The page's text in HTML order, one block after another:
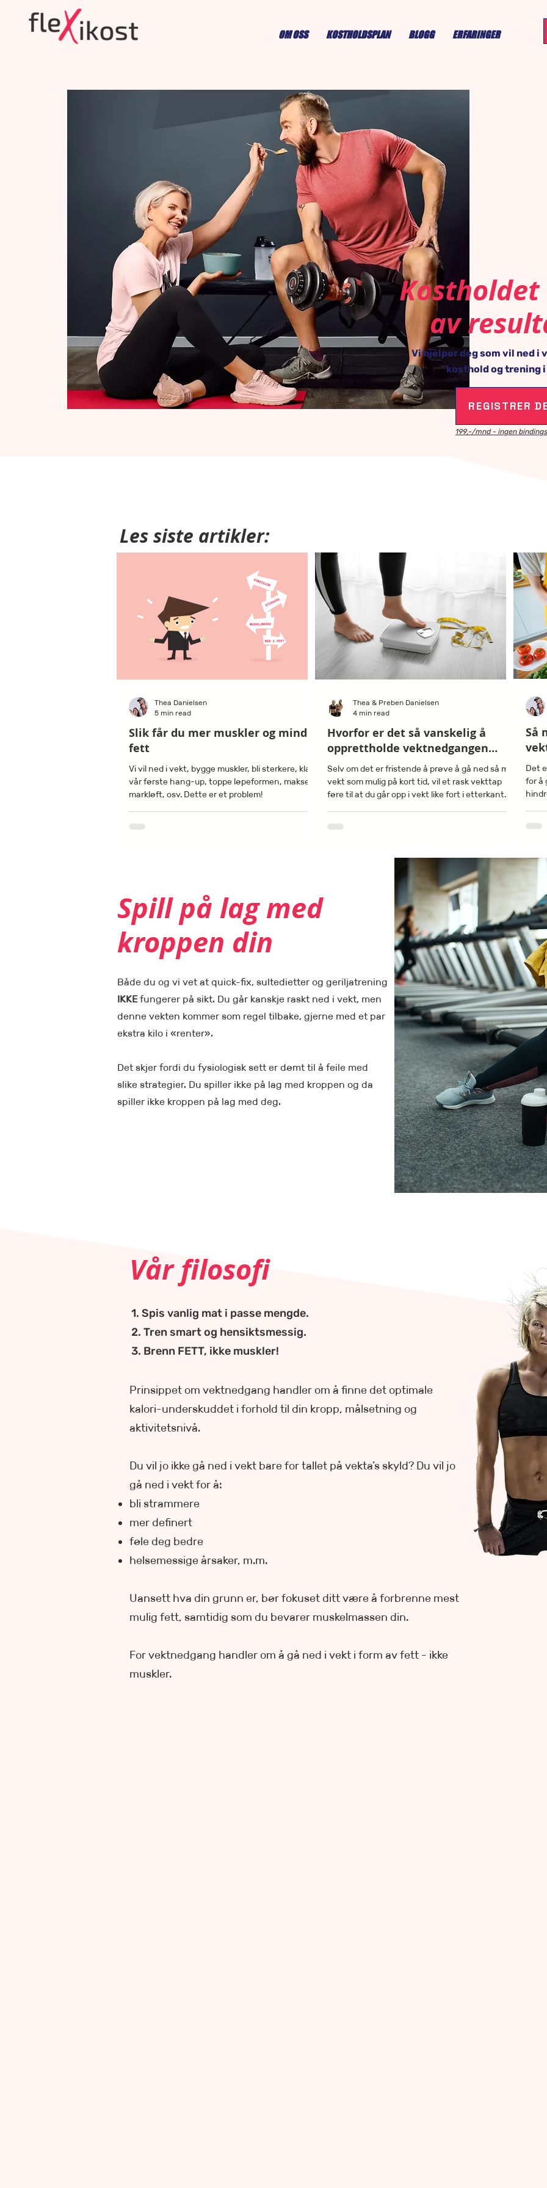
OM OSS KOSTHOLDSPLAN BLOGG ERFARINGER
Kostholdet
av
Vi hjelper deg som vil ned i
kosthold og trening
REGISTRER
199,-/mnd - ingen
Les siste artikler:
Slik får du mer muskler og mindre
fett
Vi vil ned i vekt, bygge muskler, bli sterkere, klare
vår første hang-up, toppe løpeformen, makse i
markløft, osv. Dette er et problem!
Thea Danielsen
5 min read
Hvorfor er det så vanskelig å
opprettholde vektnedgangen
etter diett?
Selv om det er fristende å prøve å gå ned så mye
vekt som mulig på kort tid, vil et rask vekttap
føre til at du går opp i vekt like fort i etterkant.
Thea & Preben Danielsen
4 min read
Så
Det
for å
Spill på lag med
kroppen din
Både du og vi vet at quick-fix, sultedietter og geriljatrening
IKKEfungerer på sikt. Du går kanskje raskt ned i vekt, men
denne vekten kommer som regel tilbake, gjerne med et par
ekstra kilo i «renter».
Det skjer fordi du fysiologisk sett er dømt til å feile med
slike strategier. Du spiller ikke på lag med kroppen og da
spiller ikke kroppen på lag med deg.
Vår filosofi
1. Spis vanlig mat i passe mengde.
2. Tren smart og hensiktsmessig.
3. Brenn FETT, ikke muskler!
Prinsippet om vektnedgang handler om å finne det optimale
kalori-underskuddet i forhold til din kropp, målsetning og
aktivitetsnivå.
Du vil jo ikke gå ned i vekt bare for tallet på vekta’s skyld? Du vil jo
gå ned i vekt for å:
bli strammere
mer definert
føle deg bedre
helsemessige årsaker, m.m.
Uansett hva din grunn er, bør fokuset ditt være å forbrenne mest
mulig fett, samtidig som du bevarer muskelmassen din.
For vektnedgang handler om å gå ned i vekt i form av fett - ikke
muskler.